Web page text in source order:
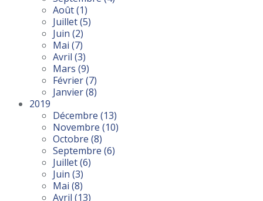
Août(1)
Juillet(5)
Juin (2)
Mai (7)
Avril (3)
Mars (9)
Février(7)
Janvier(8)
2019
Décembre (13)
Novembre (10)
Octobre (8)
Septembre (6)
Juillet(6)
Juin (3)
Mai (8)
Avril (13)